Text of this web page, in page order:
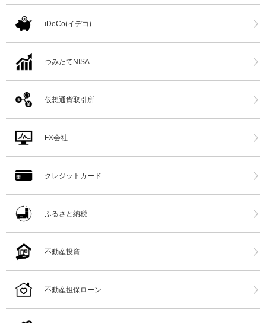
iDeCo(イデコ)
つみたてNISA
仮想通貨取引所
FX会社
クレジットカード
ふるさと納税
不動産投資
不動産担保ローン